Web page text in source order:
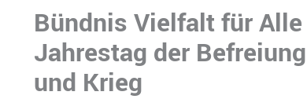
Bündnis Vielfalt für
Jahrestag der
und Krieg